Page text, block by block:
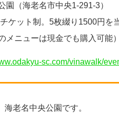
園（海老名市中央1-291-3）
ケット制。5枚綴り1500円を
メニューは現金でも購入可能）
sc.com/vinawalk/
老名中央公園です。